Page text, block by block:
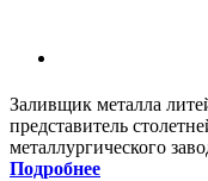
Заливщик металла
представитель
металлургического
Подробнее